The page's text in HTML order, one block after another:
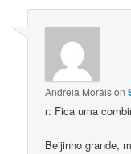
Andreia Moraison
r: Fica uma
Beijinho grande,